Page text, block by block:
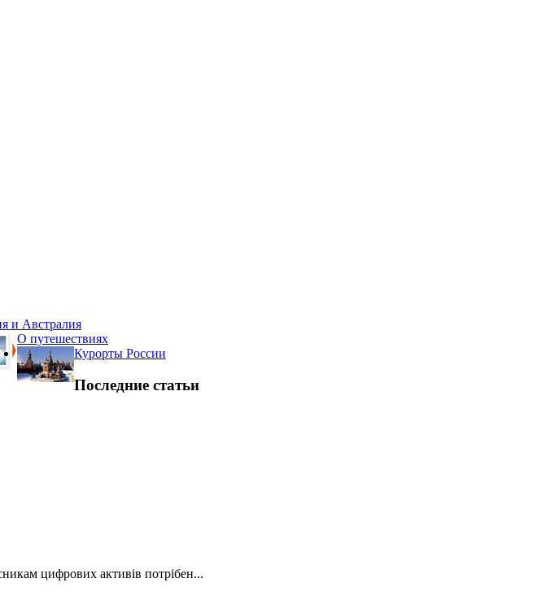
и Австралия
О путешествиях
Курорты России
Последние статьи
цифрових активів потрібен...